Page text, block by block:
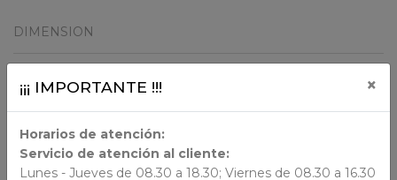
DIMENSION
ORIGEN
¡¡¡ IMPORTANTE !!! ×
Horarios de atención:
Servicio de atención al cliente:
Lunes - Jueves de 08.30 a 18.30; Viernes de 08.30 a 16.30